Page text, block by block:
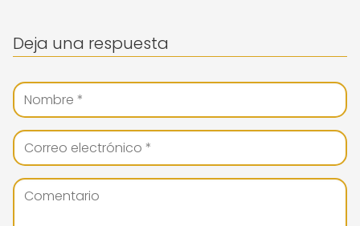
Deja una respuesta